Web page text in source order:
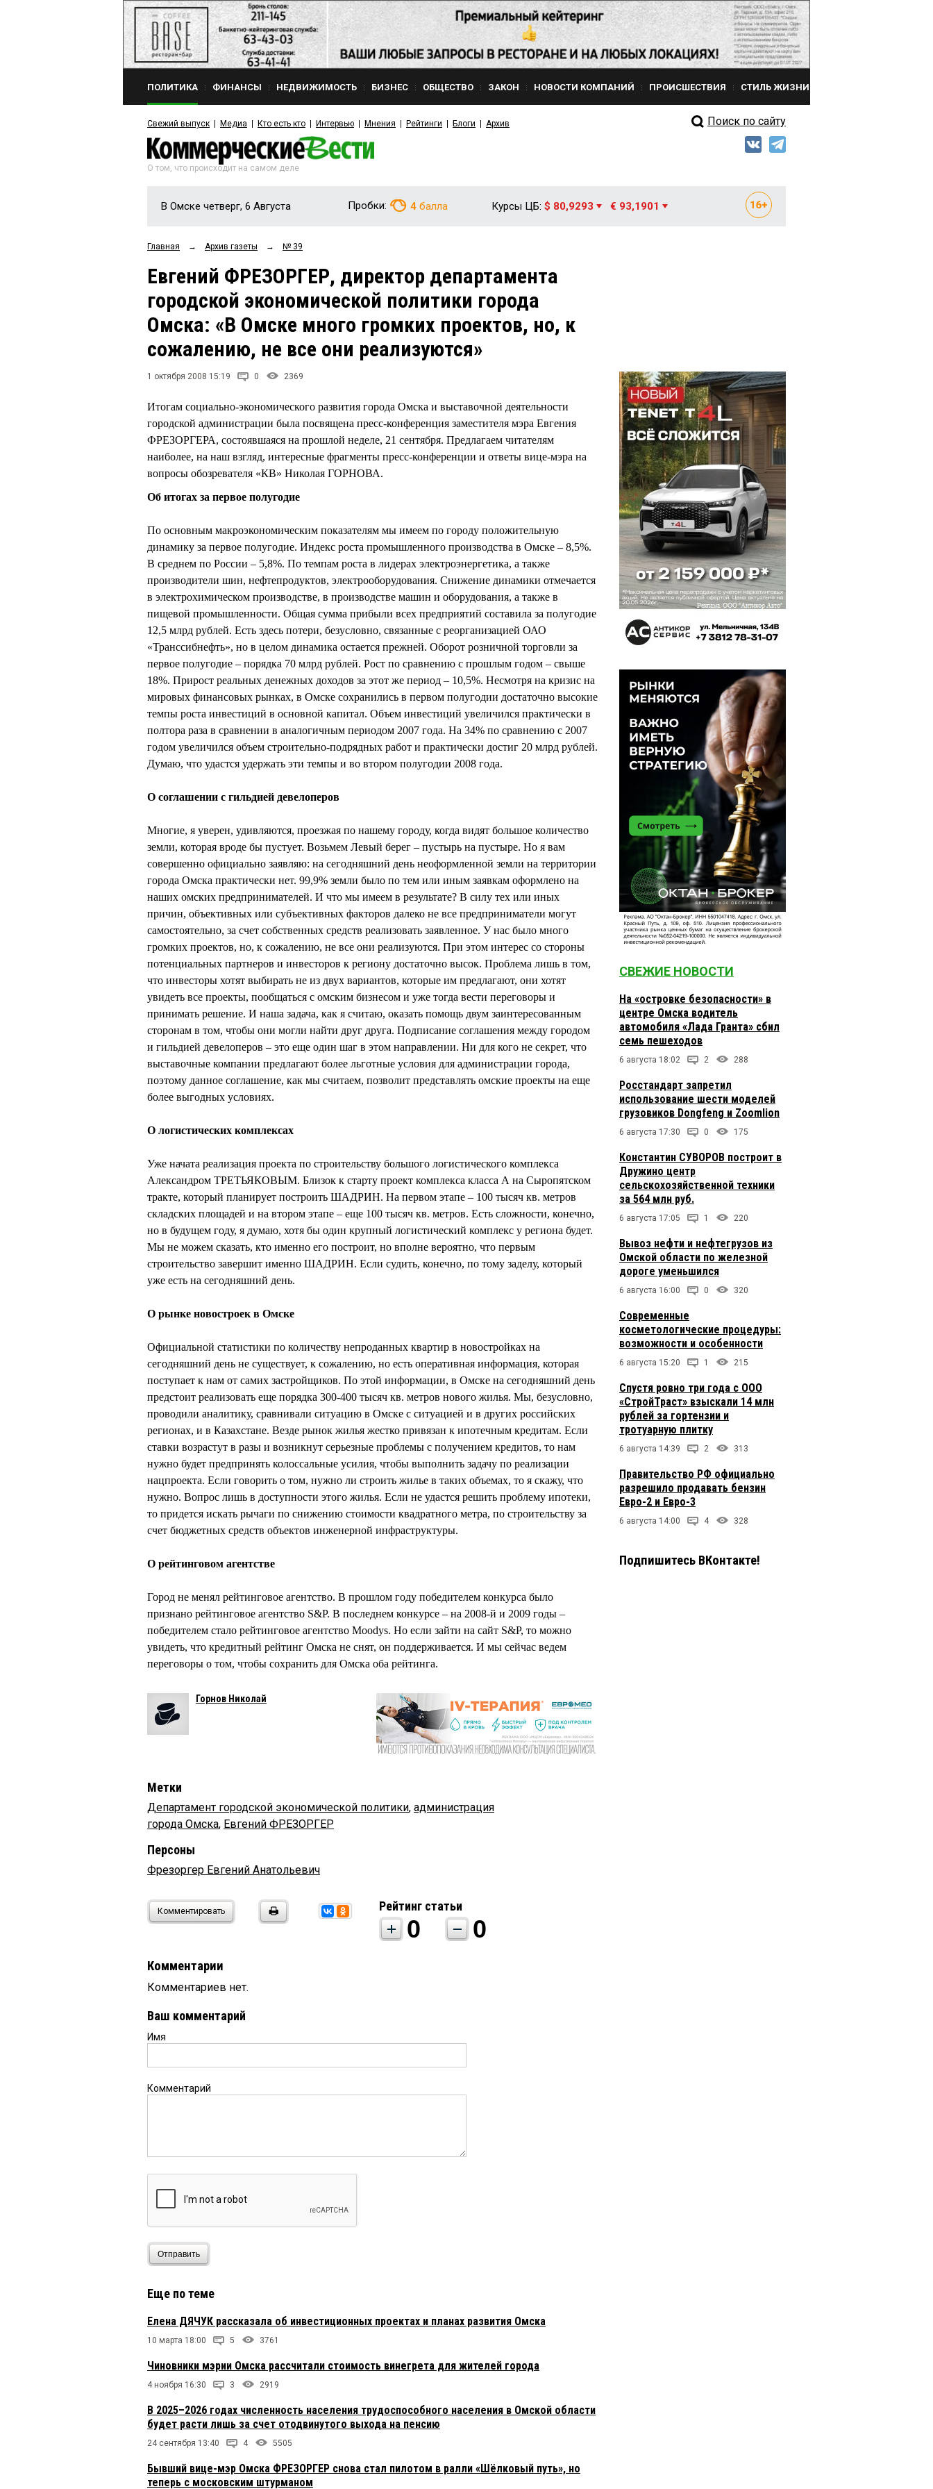
ПОЛИТИКА ФИНАНСЫ НЕДВИЖИМОСТЬ БИЗНЕС ОБЩЕСТВО ЗАКОН НОВОСТИ КОМПАНИЙ ПРОИСШЕСТВИЯ СТИЛЬ ЖИЗНИ
Свежий выпуск Медиа Кто есть кто Интервью Мнения Рейтинги Блоги Архив Поиск по сайту
О том, что происходит на самом деле
В Омске четверг, 6 Августа Пробки: 4 балла Курсы ЦБ: $ 80,9293 € 93,1901
Главная → Архив газеты → № 39
Евгений ФРЕЗОРГЕР, директор департамента
городской экономической политики города
Омска: «В Омске много громких проектов, но, к
сожалению, не все они реализуются»
1 октября 2008 15:19 0 2369
Итогам социально-экономического развития города Омска и выставочной деятельности
городской администрации была посвящена пресс-конференция заместителя мэра Евгения
ФРЕЗОРГЕРА, состоявшаяся на прошлой неделе, 21 сентября. Предлагаем читателям
наиболее, на наш взгляд, интересные фрагменты пресс-конференции и ответы вице-мэра на
вопросы обозревателя «КВ» Николая ГОРНОВА.
Об итогах за первое полугодие
По основным макроэкономическим показателям мы имеем по городу положительную
динамику за первое полугодие. Индекс роста промышленного производства в Омске – 8,5%.
В среднем по России – 5,8%. По темпам роста в лидерах электроэнергетика, а также
производители шин, нефтепродуктов, электрооборудования. Снижение динамики отмечается
в электрохимическом производстве, в производстве машин и оборудования, а также в
пищевой промышленности. Общая сумма прибыли всех предприятий составила за полугодие
12,5 млрд рублей. Есть здесь потери, безусловно, связанные с реорганизацией ОАО
«Транссибнефть», но в целом динамика остается прежней. Оборот розничной торговли за
первое полугодие – порядка 70 млрд рублей. Рост по сравнению с прошлым годом – свыше
18%. Прирост реальных денежных доходов за этот же период – 10,5%. Несмотря на кризис на
мировых финансовых рынках, в Омске сохранились в первом полугодии достаточно высокие
темпы роста инвестиций в основной капитал. Объем инвестиций увеличился практически в
полтора раза в сравнении в аналогичным периодом 2007 года. На 34% по сравнению с 2007
годом увеличился объем строительно-подрядных работ и практически достиг 20 млрд рублей.
Думаю, что удастся удержать эти темпы и во втором полугодии 2008 года.
О соглашении с гильдией девелоперов
Многие, я уверен, удивляются, проезжая по нашему городу, когда видят большое количество
земли, которая вроде бы пустует. Возьмем Левый берег – пустырь на пустыре. Но я вам
совершенно официально заявляю: на сегодняшний день неоформленной земли на территории
города Омска практически нет. 99,9% земли было по тем или иным заявкам оформлено на
наших омских предпринимателей. И что мы имеем в результате? В силу тех или иных
причин, объективных или субъективных факторов далеко не все предприниматели могут
самостоятельно, за счет собственных средств реализовать заявленное. У нас было много
громких проектов, но, к сожалению, не все они реализуются. При этом интерес со стороны
потенциальных партнеров и инвесторов к региону достаточно высок. Проблема лишь в том,
что инвесторы хотят выбирать не из двух вариантов, которые им предлагают, они хотят
увидеть все проекты, пообщаться с омским бизнесом и уже тогда вести переговоры и
принимать решение. И наша задача, как я считаю, оказать помощь двум заинтересованным
сторонам в том, чтобы они могли найти друг друга. Подписание соглашения между городом
и гильдией девелоперов – это еще один шаг в этом направлении. Ни для кого не секрет, что
выставочные компании предлагают более льготные условия для администрации города,
поэтому данное соглашение, как мы считаем, позволит представлять омские проекты на еще
более выгодных условиях.
О логистических комплексах
Уже начата реализация проекта по строительству большого логистического комплекса
Александром ТРЕТЬЯКОВЫМ. Близок к старту проект комплекса класса А на Сыропятском
тракте, который планирует построить ШАДРИН. На первом этапе – 100 тысяч кв. метров
складских площадей и на втором этапе – еще 100 тысяч кв. метров. Есть сложности, конечно,
но в будущем году, я думаю, хотя бы один крупный логистический комплекс у региона будет.
Мы не можем сказать, кто именно его построит, но вполне вероятно, что первым
строительство завершит именно ШАДРИН. Если судить, конечно, по тому заделу, который
уже есть на сегодняшний день.
О рынке новостроек в Омске
Официальной статистики по количеству непроданных квартир в новостройках на
сегодняшний день не существует, к сожалению, но есть оперативная информация, которая
поступает к нам от самих застройщиков. По этой информации, в Омске на сегодняшний день
предстоит реализовать еще порядка 300-400 тысяч кв. метров нового жилья. Мы, безусловно,
проводили аналитику, сравнивали ситуацию в Омске с ситуацией и в других российских
регионах, и в Казахстане. Везде рынок жилья жестко привязан к ипотечным кредитам. Если
ставки возрастут в разы и возникнут серьезные проблемы с получением кредитов, то нам
нужно будет предпринять колоссальные усилия, чтобы выполнить задачу по реализации
нацпроекта. Если говорить о том, нужно ли строить жилье в таких объемах, то я скажу, что
нужно. Вопрос лишь в доступности этого жилья. Если не удастся решить проблему ипотеки,
то придется искать рычаги по снижению стоимости квадратного метра, по строительству за
счет бюджетных средств объектов инженерной инфраструктуры.
О рейтинговом агентстве
Город не менял рейтинговое агентство. В прошлом году победителем конкурса было
признано рейтинговое агентство S&P. В последнем конкурсе – на 2008-й и 2009 годы –
победителем стало рейтинговое агентство Moodys. Но если зайти на сайт S&P, то можно
увидеть, что кредитный рейтинг Омска не снят, он поддерживается. И мы сейчас ведем
переговоры о том, чтобы сохранить для Омска оба рейтинга.
Горнов Николай
Метки
Департамент городской экономической политики, администрация
города Омска, Евгений ФРЕЗОРГЕР
Персоны
Фрезоргер Евгений Анатольевич
Комментировать Рейтинг статьи
0 0
Комментарии
Комментариев нет.
Ваш комментарий
Имя
Комментарий
Отправить
Еще по теме
Елена ДЯЧУК рассказала об инвестиционных проектах и планах развития Омска
10 марта 18:00 5 3761
Чиновники мэрии Омска рассчитали стоимость винегрета для жителей города
4 ноября 16:30 3 2919
В 2025–2026 годах численность населения трудоспособного населения в Омской области
будет расти лишь за счет отодвинутого выхода на пенсию
24 сентября 13:40 4 5505
Бывший вице-мэр Омска ФРЕЗОРГЕР снова стал пилотом в ралли «Шёлковый путь», но
теперь с московским штурманом
СВЕЖИЕ НОВОСТИ
На «островке безопасности» в
центре Омска водитель
автомобиля «Лада Гранта» сбил
семь пешеходов
6 августа 18:02 2 288
Росстандарт запретил
использование шести моделей
грузовиков Dongfeng и Zoomlion
6 августа 17:30 0 175
Константин СУВОРОВ построит в
Дружино центр
сельскохозяйственной техники
за 564 млн руб.
6 августа 17:05 1 220
Вывоз нефти и нефтегрузов из
Омской области по железной
дороге уменьшился
6 августа 16:00 0 320
Современные
косметологические процедуры:
возможности и особенности
6 августа 15:20 1 215
Спустя ровно три года с ООО
«СтройТраст» взыскали 14 млн
рублей за гортензии и
тротуарную плитку
6 августа 14:39 2 313
Правительство РФ официально
разрешило продавать бензин
Евро-2 и Евро-3
6 августа 14:00 4 328
Подпишитесь ВКонтакте!